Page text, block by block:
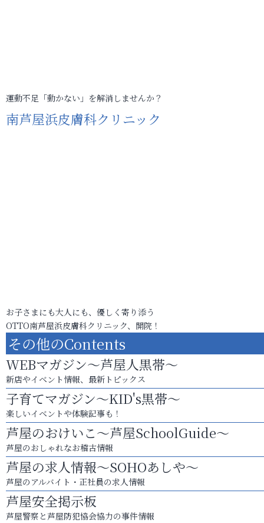
運動不足「動かない」を解消しませんか？
南芦屋浜皮膚科クリニック
お子さまにも大人にも、優しく寄り添う
OTTO南芦屋浜皮膚科クリニック、開院！
その他のContents
WEBマガジン～芦屋人黒帯～
新店やイベント情報、最新トピックス
子育てマガジン～KID's黒帯～
楽しいイベントや体験記事も！
芦屋のおけいこ～芦屋SchoolGuide～
芦屋のおしゃれなお稽古情報
芦屋の求人情報～SOHOあしや～
芦屋のアルバイト・正社員の求人情報
芦屋安全掲示板
芦屋警察と芦屋防犯協会協力の事件情報